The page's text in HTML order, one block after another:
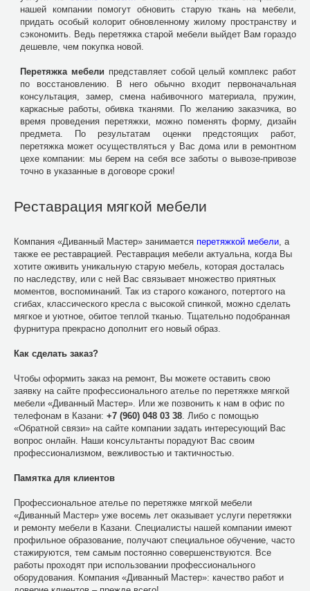
нашей компании помогут обновить старую ткань на мебели,
придать особый колорит обновленному жилому пространству и
сэкономить. Ведь перетяжка старой мебели выйдет Вам гораздо
дешевле, чем покупка новой.
Перетяжка мебели представляет собой целый комплекс работ
по восстановлению. В него обычно входит первоначальная
консультация, замер, смена набивочного материала, пружин,
каркасные работы, обивка тканями. По желанию заказчика, во
время проведения перетяжки, можно поменять форму, дизайн
предмета. По результатам оценки предстоящих работ,
перетяжка может осуществляться у Вас дома или в ремонтном
цехе компании: мы берем на себя все заботы о вывозе-привозе
точно в указанные в договоре сроки!
Реставрация мягкой мебели
Компания «Диванный Мастер» занимается перетяжкой мебели, а
также ее реставрацией. Реставрация мебели актуальна, когда Вы
хотите оживить уникальную старую мебель, которая досталась
по наследству, или с ней Вас связывает множество приятных
моментов, воспоминаний. Так из старого кожаного, потертого на
сгибах, классического кресла с высокой спинкой, можно сделать
мягкое и уютное, обитое теплой тканью. Тщательно подобранная
фурнитура прекрасно дополнит его новый образ.
Как сделать заказ?
Чтобы оформить заказ на ремонт, Вы можете оставить свою
заявку на сайте профессионального ателье по перетяжке мягкой
мебели «Диванный Мастер». Или же позвонить к нам в офис по
телефонам в Казани: +7 (960) 048 03 38. Либо с помощью
«Обратной связи» на сайте компании задать интересующий Вас
вопрос онлайн. Наши консультанты порадуют Вас своим
профессионализмом, вежливостью и тактичностью.
Памятка для клиентов
Профессиональное ателье по перетяжке мягкой мебели
«Диванный Мастер» уже восемь лет оказывает услуги перетяжки
и ремонту мебели в Казани. Специалисты нашей компании имеют
профильное образование, получают специальное обучение, часто
стажируются, тем самым постоянно совершенствуются. Все
работы проходят при использовании профессионального
оборудования. Компания «Диванный Мастер»: качество работ и